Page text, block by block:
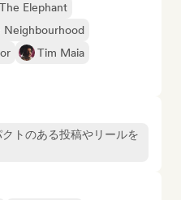
Elephant
Neighbourhood
Tim Maia
トのある投稿やリールを